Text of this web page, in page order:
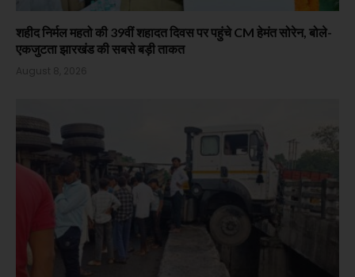
शहीद निर्मल महतो की 39वीं शहादत दिवस पर पहुंचे CM हेमंत सोरेन, बोले-
एकजुटता झारखंड की सबसे बड़ी ताकत
August 8, 2026